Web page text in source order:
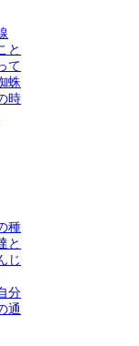
と
て
蛛
時
種
と
じ
分
通